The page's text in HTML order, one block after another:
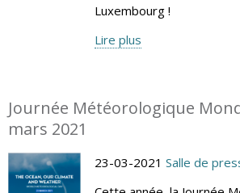
Luxembourg !
Lire plus
Journée Météorologique
mars 2021
23-03-2021 Salle de